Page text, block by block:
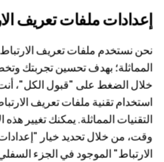
مفيدة؟
إعدادات ملفات تعريف
نحن نستخدم ملفات تعريف
المماثلة؛ بهدف تحسين تجربتك
خلال الضغط على "قبول الكل"،
استخدام تقنية ملفات تعريف
التقنيات المماثلة. يمكنك تغيير
وقت، من خلال تحديد خيار
الارتباط" الموجود في الجزء